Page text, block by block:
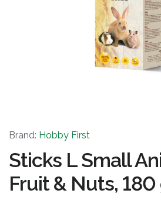
Brand: Hobby First
Sticks L Small
Fruit & Nuts, 180